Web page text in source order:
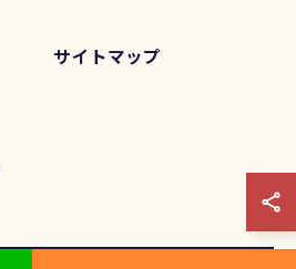
サイトマップ